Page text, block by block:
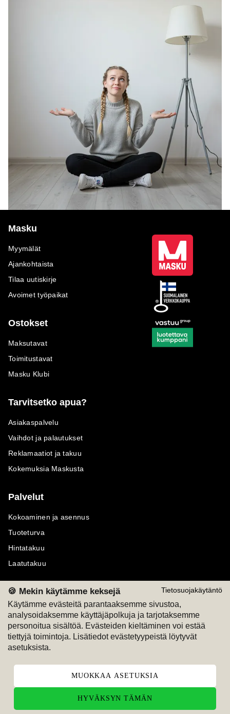
Tietosuojakäytäntö
🍪 Mekin käytämme keksejä
Käytämme evästeitä parantaaksemme sivustoa,
analysoidaksemme käyttäjäpolkuja ja tarjotaksemme
personoitua sisältöä. Evästeiden kieltäminen voi estää
tiettyjä toimintoja. Lisätiedot evästetyypeistä löytyvät
asetuksista.
MUOKKAA ASETUKSIA
HYVÄKSYN TÄMÄN
Masku
Myymälät
Ajankohtaista
Tilaa uutiskirje
Avoimet työpaikat
Ostokset
Maksutavat
Toimitustavat
Masku Klubi
Tarvitsetko apua?
Asiakaspalvelu
Vaihdot ja palautukset
Reklamaatiot ja takuu
Kokemuksia Maskusta
Palvelut
Kokoaminen ja asennus
Tuoteturva
Hintatakuu
Laatutakuu
Maksutavat
M
Seuraa meitä